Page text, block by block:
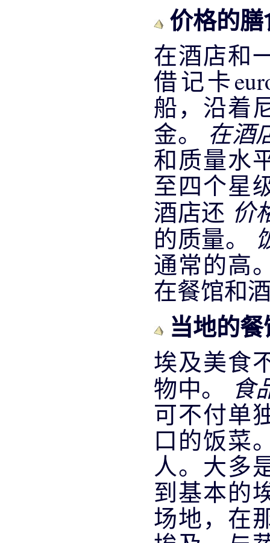
价格的
在酒店和
借记卡
船，沿着
金。 在酒
和质量水
至四个星
酒店还 价
的质量。
通常的高
在餐馆和
当地的
埃及美食
物中。
食
可不付单
口的饭菜
人。大多
到基本的
场地，在